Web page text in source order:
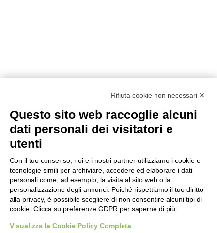
Prodotti
InterniSmalti per Interni/EsterniEsterni
Dichiarazioni CamChi siamoAcademySostenibilità
Rifiuta cookie non necessari ✕
Questo sito web raccoglie alcuni
dati personali dei visitatori e
utenti
Con il tuo consenso, noi e i nostri partner utilizziamo i cookie e
tecnologie simili per archiviare, accedere ed elaborare i dati
personali come, ad esempio, la visita al sito web o la
personalizzazione degli annunci. Poiché rispettiamo il tuo diritto
alla privacy, è possibile scegliere di non consentire alcuni tipi di
cookie. Clicca su preferenze GDPR per saperne di più.
Visualizza la Cookie Policy Completa